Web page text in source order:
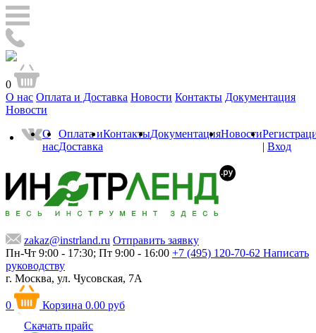
0
О нас Оплата и Доставка Новости Контакты Документация
Новости
О
нас
Оплата и
Доставка
КонтактыДокументацияНовости
| Вход
zakaz@instrland.ru Отправить заявку
Пн-Чт 9:00 - 17:30; Пт 9:00 - 16:00 +7 (495) 120-70-62 Написать
руководству
г. Москва, ул. Чусовская, 7А
0 Корзина 0.00 руб
Скачать прайс